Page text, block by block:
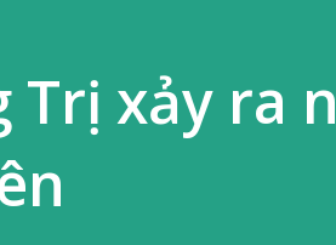
Trị xảy ra